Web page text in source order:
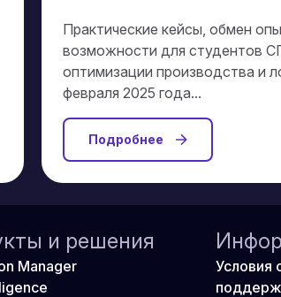
Практические кейсы, обмен
возможности для студентов
оптимизации производства и
февраля 2025 года...
Подробнее
и решения
Manager
Условия